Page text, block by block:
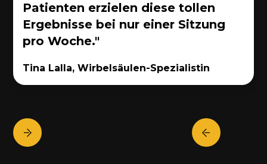
Patienten erzielen diese tollen
Ergebnisse bei nur einer Sitzung
pro Woche."
Tina Lalla, Wirbelsäulen-Spezialistin